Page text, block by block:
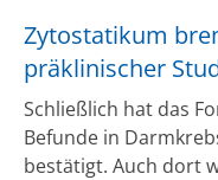
Zytostatikum
präklinischer
Schließlich hat das
Befunde in
bestätigt. Auch dort